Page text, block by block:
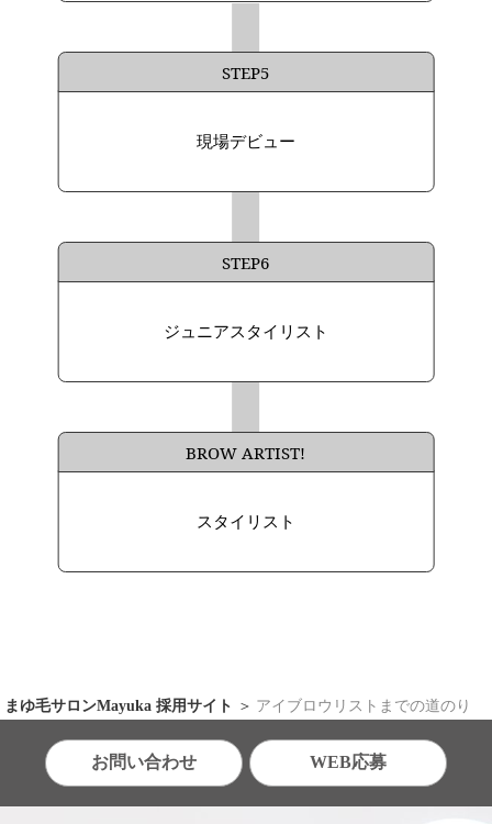
STEP5
現場デビュー
STEP6
ジュニアスタイリスト
BROW ARTIST!
スタイリスト
まゆ毛サロンMayuka 採用サイト アイブロウリストまでの道のり
お問い合わせ WEB応募